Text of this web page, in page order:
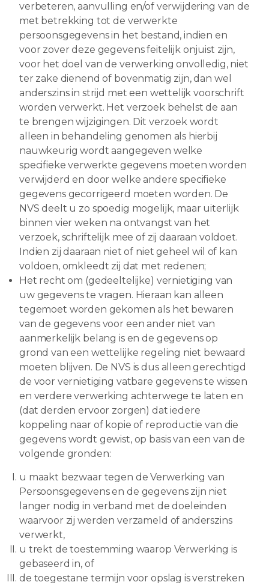
verbeteren, aanvulling en/of verwijdering van de
met betrekking tot de verwerkte
persoonsgegevens in het bestand, indien en
voor zover deze gegevens feitelijk onjuist zijn,
voor het doel van de verwerking onvolledig, niet
ter zake dienend of bovenmatig zijn, dan wel
anderszins in strijd met een wettelijk voorschrift
worden verwerkt. Het verzoek behelst de aan
te brengen wijzigingen. Dit verzoek wordt
alleen in behandeling genomen als hierbij
nauwkeurig wordt aangegeven welke
specifieke verwerkte gegevens moeten worden
verwijderd en door welke andere specifieke
gegevens gecorrigeerd moeten worden. De
NVS deelt u zo spoedig mogelijk, maar uiterlijk
binnen vier weken na ontvangst van het
verzoek, schriftelijk mee of zij daaraan voldoet.
Indien zij daaraan niet of niet geheel wil of kan
voldoen, omkleedt zij dat met redenen;
Het recht om (gedeeltelijke) vernietiging van
uw gegevens te vragen. Hieraan kan alleen
tegemoet worden gekomen als het bewaren
van de gegevens voor een ander niet van
aanmerkelijk belang is en de gegevens op
grond van een wettelijke regeling niet bewaard
moeten blijven. De NVS is dus alleen gerechtigd
de voor vernietiging vatbare gegevens te wissen
en verdere verwerking achterwege te laten en
(dat derden ervoor zorgen) dat iedere
koppeling naar of kopie of reproductie van die
gegevens wordt gewist, op basis van een van de
volgende gronden:
u maakt bezwaar tegen de Verwerking van
Persoonsgegevens en de gegevens zijn niet
langer nodig in verband met de doeleinden
waarvoor zij werden verzameld of anderszins
verwerkt,
u trekt de toestemming waarop Verwerking is
gebaseerd in, of
de toegestane termijn voor opslag is verstreken